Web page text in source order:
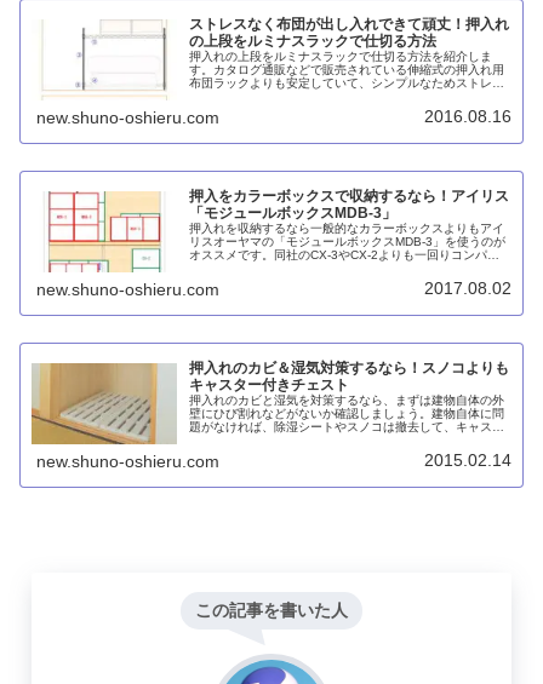
ストレスなく布団が出し入れできて頑丈！押入れ
の上段をルミナスラックで仕切る方法
押入れの上段をルミナスラックで仕切る方法を紹介しま
す。カタログ通販などで販売されている伸縮式の押入れ用
布団ラックよりも安定していて、シンプルなためストレス
new.shuno-oshieru.com 2016.08.16
押入をカラーボックスで収納するなら！アイリス
「モジュールボックスMDB-3」
押入れを収納するなら一般的なカラーボックスよりもアイ
リスオーヤマの「モジュールボックスMDB-3」を使うのが
オススメです。同社のCX-3やCX-2よりも一回りコンパク
new.shuno-oshieru.com 2017.08.02
押入れのカビ＆湿気対策するなら！スノコよりも
キャスター付きチェスト
押入れのカビと湿気を対策するなら、まずは建物自体の外
壁にひび割れなどがないか確認しましょう。建物自体に問
題がなければ、除湿シートやスノコは撤去して、キャスタ
new.shuno-oshieru.com 2015.02.14
この記事を書いた人